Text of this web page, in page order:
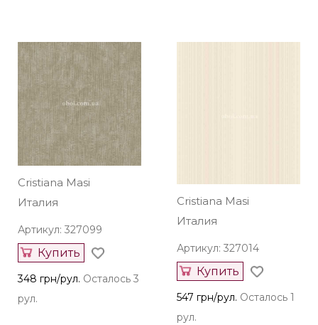
Cristiana Masi
Италия
Артикул: 327099
Купить
348 грн/рул. Осталось 3
рул.
Cristiana Masi
Италия
Артикул: 327014
Купить
547 грн/рул. Осталось 1
рул.